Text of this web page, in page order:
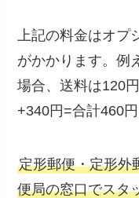
上記の料金はオ
がかかります。例
場合、送料は120
+340円=合計460円
定形郵便・定形外
便局の窓口でスタ